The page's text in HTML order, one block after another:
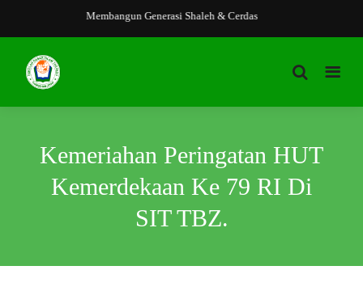
Membangun Generasi Shaleh & Cerdas
Kemeriahan Peringatan HUT
Kemerdekaan Ke 79 RI Di
SIT TBZ.